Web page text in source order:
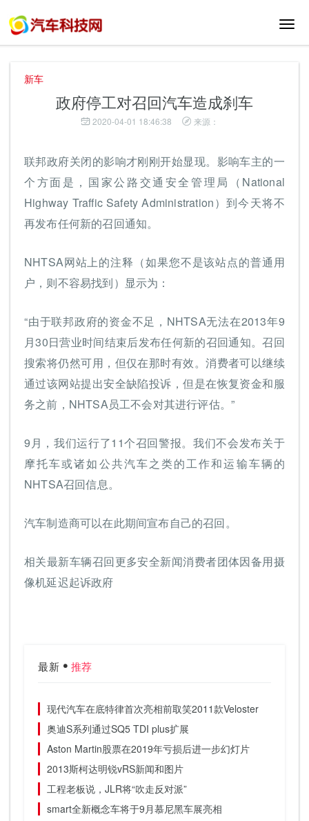
切
新车
政府停工对召回汽车造成刹车
2020-04-01 18:46:38 来源：
联邦政府关闭的影响才刚刚开始显现。影响车主的一
个方面是，国家公路交通安全管理局（National
Highway Traffic Safety Administration）到今天将不
再发布任何新的召回通知。
NHTSA网站上的注释（如果您不是该站点的普通用
户，则不容易找到）显示为：
“由于联邦政府的资金不足，NHTSA无法在2013年9
月30日营业时间结束后发布任何新的召回通知。召回
搜索将仍然可用，但仅在那时有效。消费者可以继续
通过该网站提出安全缺陷投诉，但是在恢复资金和服
务之前，NHTSA员工不会对其进行评估。”
9月，我们运行了11个召回警报。我们不会发布关于
摩托车或诸如公共汽车之类的工作和运输车辆的
NHTSA召回信息。
汽车制造商可以在此期间宣布自己的召回。
相关最新车辆召回更多安全新闻消费者团体因备用摄
像机延迟起诉政府
最新 推荐
现代汽车在底特律首次亮相前取笑2011款Veloster
奥迪S系列通过SQ5 TDI plus扩展
Aston Martin股票在2019年亏损后进一步幻灯片
2013斯柯达明锐vRS新闻和图片
工程老板说，JLR将“吹走反对派”
smart全新概念车将于9月慕尼黑车展亮相